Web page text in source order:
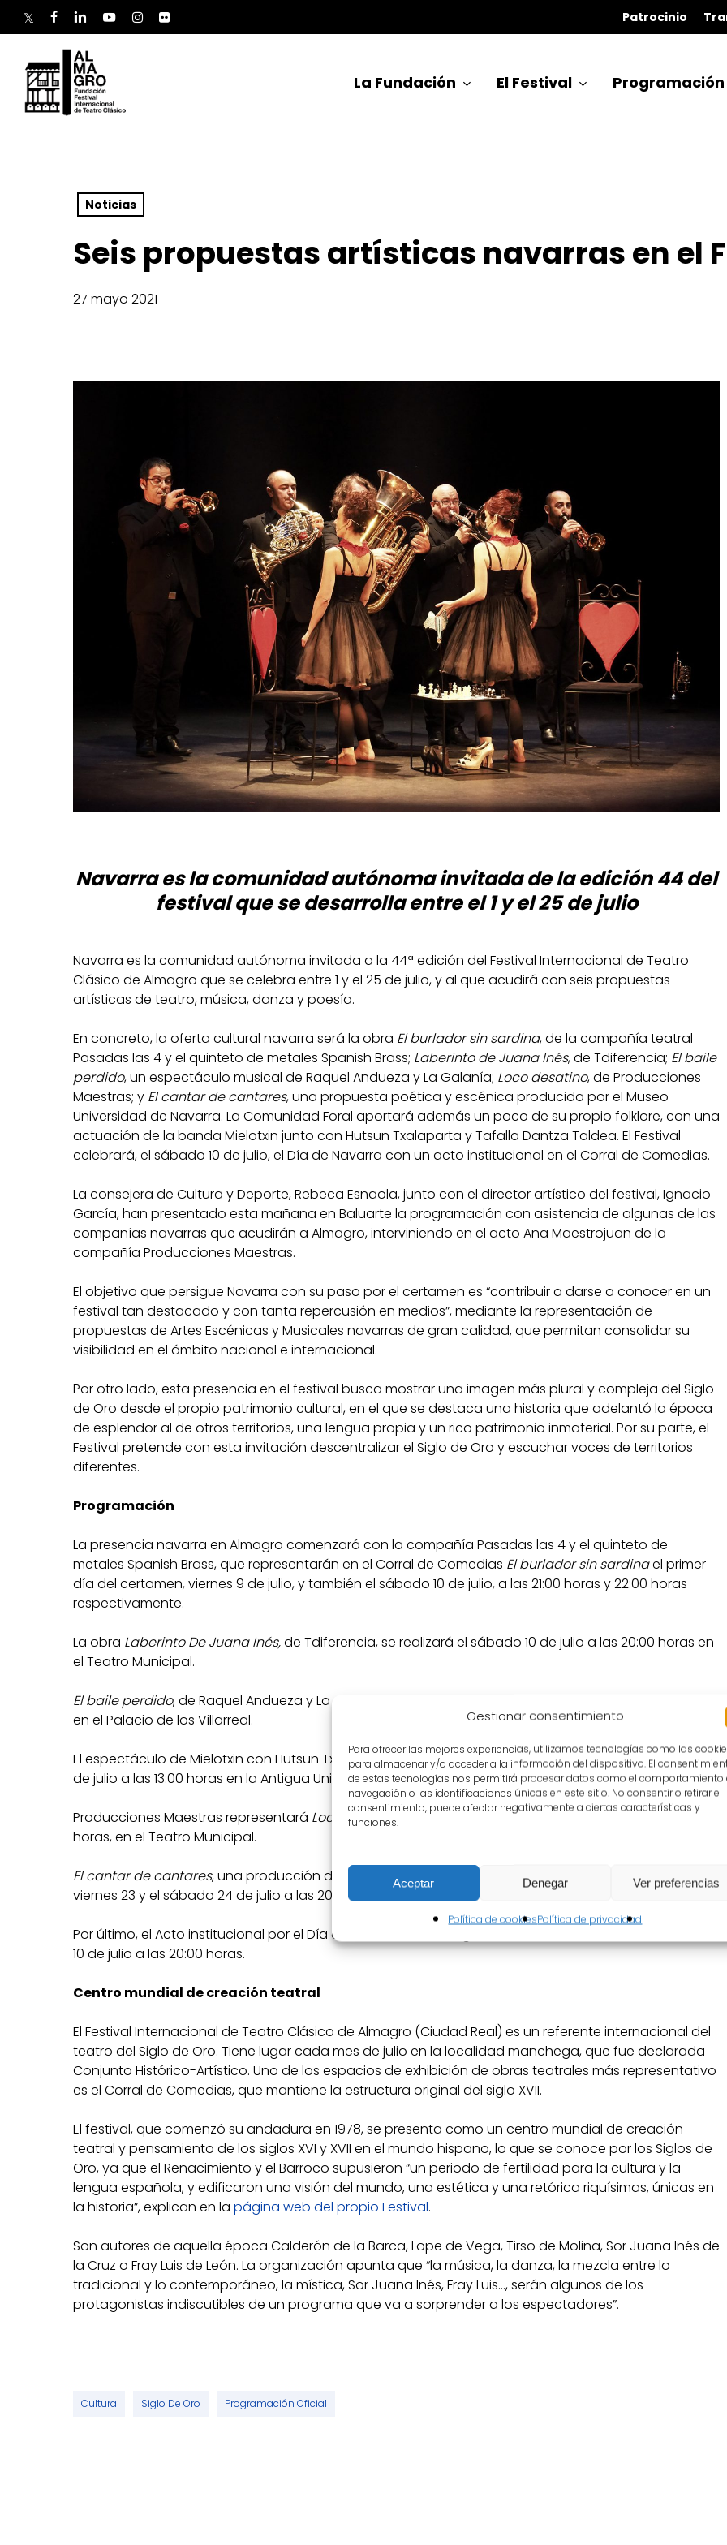
Gestionar consentimiento
Para ofrecer las mejores experiencias, utilizamos tecnologías como las
para almacenar y/o acceder a la información del dispositivo. El
de estas tecnologías nos permitirá procesar datos como el comportamiento
navegación o las identificaciones únicas en este sitio. No consentir o retirar el
consentimiento, puede afectar negativamente a ciertas características y
funciones.
Aceptar Denegar Ver preferencias
Política de cookiesPolítica de privacidad
content
twitterfacebooklinkedinyoutubeinstagram
flickr
Patrocinio
Hit enter to search or ESC to close
La Fundación El Festival Programación
Noticias
Seis propuestas artísticas navarras en el
27 mayo 2021
Navarra es la comunidad autónoma invitada de la edición 44 del
festival que se desarrolla entre el 1 y el 25 de julio
Navarra es la comunidad autónoma invitada a la 44ª edición del Festival Internacional de Teatro
Clásico de Almagro que se celebra entre 1 y el 25 de julio, y al que acudirá con seis propuestas
artísticas de teatro, música, danza y poesía.
En concreto, la oferta cultural navarra será la obra El burlador sin sardina, de la compañía teatral
Pasadas las 4 y el quinteto de metales Spanish Brass; Laberinto de Juana Inés, de Tdiferencia; El baile
perdido, un espectáculo musical de Raquel Andueza y La Galanía; Loco desatino, de Producciones
Maestras; y El cantar de cantares, una propuesta poética y escénica producida por el Museo
Universidad de Navarra. La Comunidad Foral aportará además un poco de su propio folklore, con una
actuación de la banda Mielotxin junto con Hutsun Txalaparta y Tafalla Dantza Taldea. El Festival
celebrará, el sábado 10 de julio, el Día de Navarra con un acto institucional en el Corral de Comedias.
La consejera de Cultura y Deporte, Rebeca Esnaola, junto con el director artístico del festival, Ignacio
García, han presentado esta mañana en Baluarte la programación con asistencia de algunas de las
compañías navarras que acudirán a Almagro, interviniendo en el acto Ana Maestrojuan de la
compañía Producciones Maestras.
El objetivo que persigue Navarra con su paso por el certamen es “contribuir a darse a conocer en un
festival tan destacado y con tanta repercusión en medios”, mediante la representación de
propuestas de Artes Escénicas y Musicales navarras de gran calidad, que permitan consolidar su
visibilidad en el ámbito nacional e internacional.
Por otro lado, esta presencia en el festival busca mostrar una imagen más plural y compleja del Siglo
de Oro desde el propio patrimonio cultural, en el que se destaca una historia que adelantó la época
de esplendor al de otros territorios, una lengua propia y un rico patrimonio inmaterial. Por su parte, el
Festival pretende con esta invitación descentralizar el Siglo de Oro y escuchar voces de territorios
diferentes.
Programación
La presencia navarra en Almagro comenzará con la compañía Pasadas las 4 y el quinteto de
metales Spanish Brass, que representarán en el Corral de Comedias El burlador sin sardinael primer
día del certamen, viernes 9 de julio, y también el sábado 10 de julio, a las 21:00 horas y 22:00 horas
respectivamente.
La obra Laberinto De Juana Inés,de Tdiferencia, se realizará el sábado 10 de julio a las 20:00 horas en
el Teatro Municipal.
El baile perdido, de Raquel Andueza y La Galanía, tendrá lugar el sábado 10 de julio a las 22:45 horas
en el Palacio de los Villarreal.
El espectáculo de Mielotxin con Hutsun Txalaparta y Tafalla Dantza Taldea se podrá ver el domingo 11
de julio a las 13:00 horas en la Antigua Universidad Renacentista (AUREA).
Producciones Maestras representará Loco desatinoel viernes 16 y el sábado 17 de julio, a las 20:00
horas, en el Teatro Municipal.
El cantar de cantares, una producción del Museo Universidad de Navarra, podrá verse enlaAUREA el
viernes 23 y el sábado 24 de julio a las 20:00 horas.
Por último, el Acto institucional por el Día de Navarra tendrá lugar en el Corral de Comedias, el sábado
10 de julio a las 20:00 horas.
Centro mundial de creación teatral
El Festival Internacional de Teatro Clásico de Almagro (Ciudad Real) es un referente internacional del
teatro del Siglo de Oro. Tiene lugar cada mes de julio en la localidad manchega, que fue declarada
Conjunto Histórico-Artístico. Uno de los espacios de exhibición de obras teatrales más representativo
es el Corral de Comedias, que mantiene la estructura original del siglo XVII.
El festival, que comenzó su andadura en 1978, se presenta como un centro mundial de creación
teatral y pensamiento de los siglos XVI y XVII en el mundo hispano, lo que se conoce por los Siglos de
Oro, ya que el Renacimiento y el Barroco supusieron “un periodo de fertilidad para la cultura y la
lengua española, y edificaron una visión del mundo, una estética y una retórica riquísimas, únicas en
la historia”, explican en la página web del propio Festival.
Son autores de aquella época Calderón de la Barca, Lope de Vega, Tirso de Molina, Sor Juana Inés de
la Cruz o Fray Luis de León. La organización apunta que “la música, la danza, la mezcla entre lo
tradicional y lo contemporáneo, la mística, Sor Juana Inés, Fray Luis…, serán algunos de los
protagonistas indiscutibles de un programa que va a sorprender a los espectadores”.
Cultura Siglo De Oro Programación Oficial